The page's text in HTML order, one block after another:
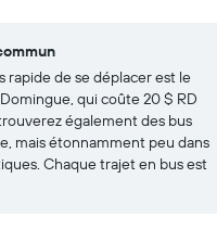
rapide de se déplacer est le
qui coûte 20 $ RD
également des bus
mais étonnamment peu dans
Chaque trajet en bus est